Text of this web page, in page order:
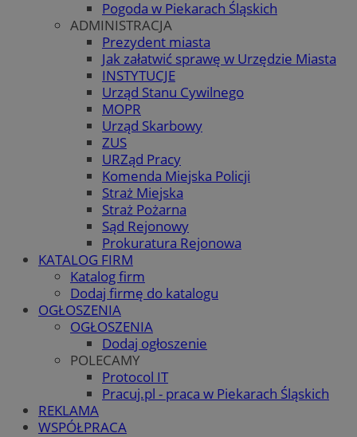
Pogoda w Piekarach Śląskich
ADMINISTRACJA
Prezydent miasta
Jak załatwić sprawę w Urzędzie Miasta
INSTYTUCJE
Urząd Stanu Cywilnego
MOPR
Urząd Skarbowy
ZUS
URZąd Pracy
Komenda Miejska Policji
Straż Miejska
Straż Pożarna
Sąd Rejonowy
Prokuratura Rejonowa
KATALOG FIRM
Katalog firm
Dodaj firmę do katalogu
OGŁOSZENIA
OGŁOSZENIA
Dodaj ogłoszenie
POLECAMY
Protocol IT
Pracuj.pl - praca w Piekarach Śląskich
REKLAMA
WSPÓŁPRACA